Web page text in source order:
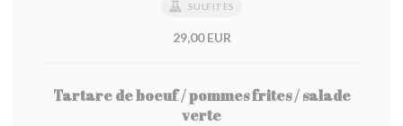
SULFITES
29,00 EUR
Tartare de boeuf / pommes frites / salade
verte